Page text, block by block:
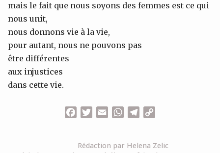
mais le fait que nous soyons des femmes est ce qui
nous unit,
nous donnons vie à la vie,
pour autant, nous ne pouvons pas
être différentes
aux injustices
dans cette vie.
FacebookTwitterEmailWhatsApp
Telegram
Rédaction par Helena Zelic